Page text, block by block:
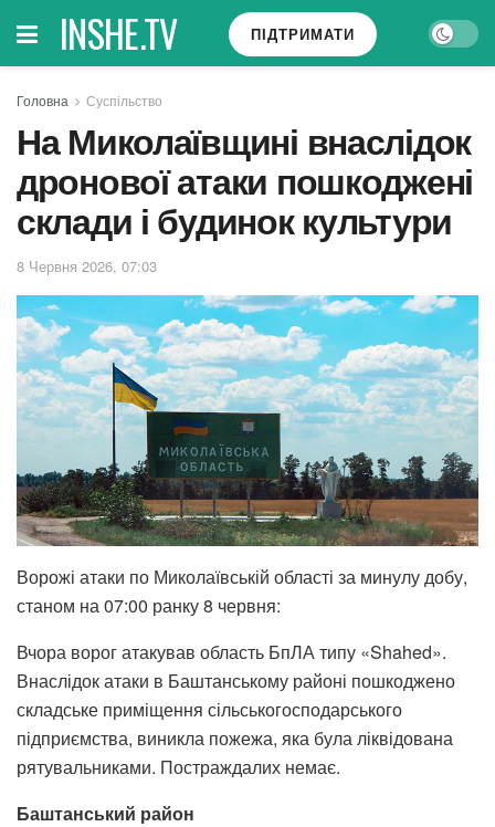
INSHE.TV ПІДТРИМАТИ
Головна Суспільство
На Миколаївщині внаслідок
дронової атаки пошкоджені
склади і будинок культури
8 Червня 2026, 07:03
Ворожі атаки по Миколаївській області за минулу добу,
станом на 07:00 ранку 8 червня:
Вчора ворог атакував область БпЛА типу «Shahed».
Внаслідок атаки в Баштанському районі пошкоджено
складське приміщення сільськогосподарського
підприємства, виникла пожежа, яка була ліквідована
рятувальниками. Постраждалих немає.
Баштанський район